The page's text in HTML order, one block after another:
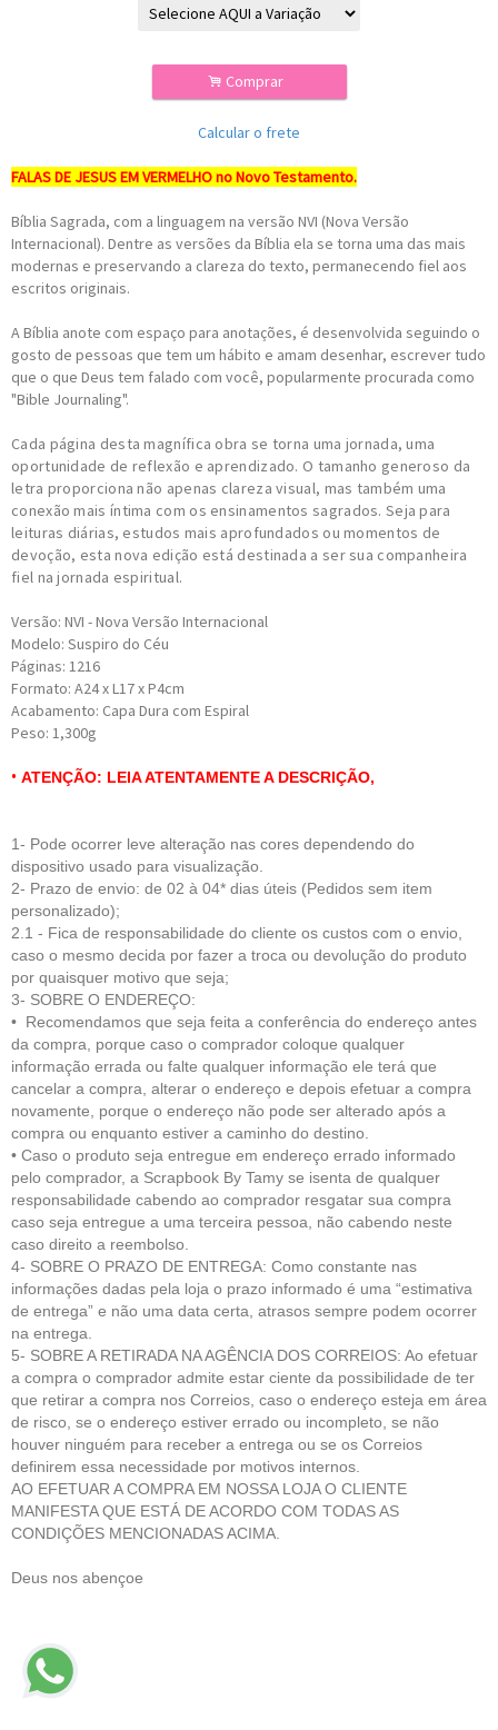
. Comprar
Calcular o frete
FALAS DE JESUS EM VERMELHO no Novo Testamento.
Bíblia Sagrada, com a linguagem na versão NVI (Nova Versão
Internacional). Dentre as versões da Bíblia ela se torna uma das mais
modernas e preservando a clareza do texto, permanecendo fiel aos
escritos originais.
A Bíblia anote com espaço para anotações, é desenvolvida seguindo o
gosto de pessoas que tem um hábito e amam desenhar, escrever tudo
que o que Deus tem falado com você, popularmente procurada como
"Bible Journaling".
Cada página desta magnífica obra se torna uma jornada, uma
oportunidade de reflexão e aprendizado. O tamanho generoso da
letra proporciona não apenas clareza visual, mas também uma
conexão mais íntima com os ensinamentos sagrados. Seja para
leituras diárias, estudos mais aprofundados ou momentos de
devoção, esta nova edição está destinada a ser sua companheira
fiel na jornada espiritual.
Versão: NVI - Nova Versão Internacional
Modelo: Suspiro do Céu
Páginas: 1216
Formato: A24 x L17 x P4cm
Acabamento: Capa Dura com Espiral
Peso: 1,300g
• ATENÇÃO: LEIA ATENTAMENTE A DESCRIÇÃO,
1- Pode ocorrer leve alteração nas cores dependendo do
dispositivo usado para visualização.
2- Prazo de envio: de 02 à 04* dias úteis (Pedidos sem item
personalizado);
2.1 - Fica de responsabilidade do cliente os custos com o envio,
caso o mesmo decida por fazer a troca ou devolução do produto
por quaisquer motivo que seja;
3- SOBRE O ENDEREÇO:
• Recomendamos que seja feita a conferência do endereço antes
da compra, porque caso o comprador coloque qualquer
informação errada ou falte qualquer informação ele terá que
cancelar a compra, alterar o endereço e depois efetuar a compra
novamente, porque o endereço não pode ser alterado após a
compra ou enquanto estiver a caminho do destino.
• Caso o produto seja entregue em endereço errado informado
pelo comprador, a Scrapbook By Tamy se isenta de qualquer
responsabilidade cabendo ao comprador resgatar sua compra
caso seja entregue a uma terceira pessoa, não cabendo neste
caso direito a reembolso.
4- SOBRE O PRAZO DE ENTREGA: Como constante nas
informações dadas pela loja o prazo informado é uma “estimativa
de entrega” e não uma data certa, atrasos sempre podem ocorrer
na entrega.
5- SOBRE A RETIRADA NA AGÊNCIA DOS CORREIOS: Ao efetuar
a compra o comprador admite estar ciente da possibilidade de ter
que retirar a compra nos Correios, caso o endereço esteja em área
de risco, se o endereço estiver errado ou incompleto, se não
houver ninguém para receber a entrega ou se os Correios
definirem essa necessidade por motivos internos.
AO EFETUAR A COMPRA EM NOSSA LOJA O CLIENTE
MANIFESTA QUE ESTÁ DE ACORDO COM TODAS AS
CONDIÇÕES MENCIONADAS ACIMA.
Deus nos abençoe